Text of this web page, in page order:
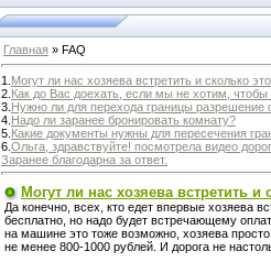
Главная » FAQ
1. Могут ли нас хозяева встретить и сколько
2. Как до Вас доехать, если мы не хотим, чтобы
3. Нужно ли для перехода границы разрешение
4. Надо ли заранее бронировать комнату?
5. Какие документы нужны для пересечения
6. Ольга, здравствуйте! посмотрела видео
Заранее благодарна за ответ.
Могут ли нас хозяева встретить и
Да конечно, всех, кто едет впервые хозяева
бесплатно, но надо будет встречающему
на машине это тоже возможно, хозяева
не менее 800-1000 рублей. И дорога не